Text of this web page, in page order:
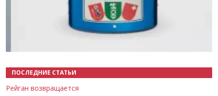
ПОСЛЕДНИЕ СТАТЬИ
Рейган возвращается